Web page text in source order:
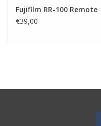
Fujifilm RR-100 Remote
€39,00